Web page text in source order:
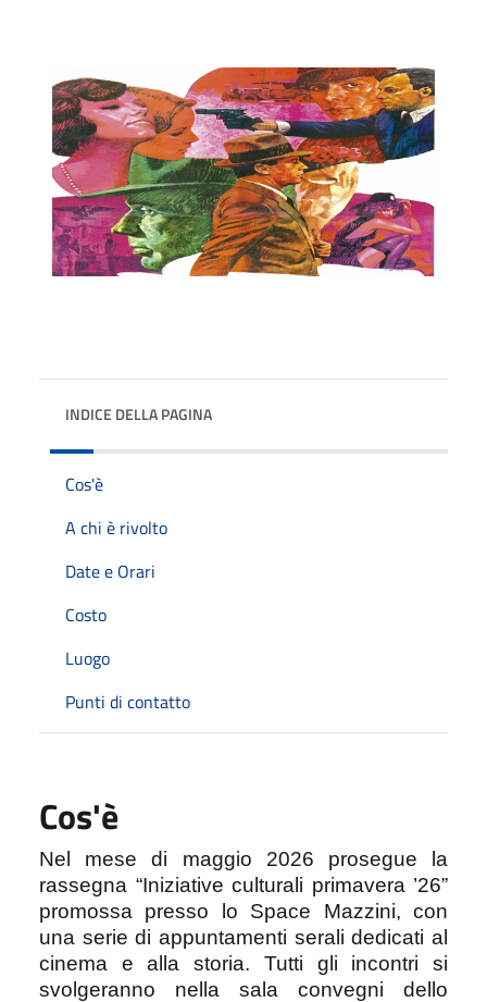
INDICE DELLA PAGINA
Cos'è
A chi è rivolto
Date e Orari
Costo
Luogo
Punti di contatto
Cos'è
Nel mese di maggio 2026 prosegue la
rassegna “Iniziative culturali primavera ’26”
promossa presso lo Space Mazzini, con
una serie di appuntamenti serali dedicati al
cinema e alla storia. Tutti gli incontri si
svolgeranno nella sala convegni dello